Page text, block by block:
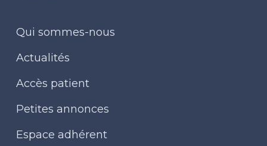
Qui sommes-nous
Actualités
Accès patient
Petites annonces
Espace adhérent